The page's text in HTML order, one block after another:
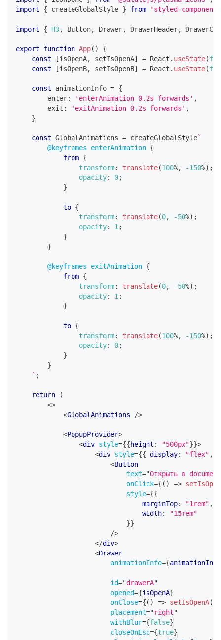
import
{ createGlobalStyle } from 'styled-
import { H3, Button, Drawer, DrawerHeader,
export function App( )
{
const
[isOpenA, setIsOpenA] = React . useState(
const
[isOpenB, setIsOpenB] = React . useState(
const animationInfo = {
        enter
: 'enterAnimation 0.2s forwards' ,
        exit
: 'exitAnimation 0.2s forwards' ,
}
const GlobalAnimations = createGlobalStyle`
@keyframes enterAnimation {
from {
transform: translate(100%, -150%) ;
opacity: 0;
}
to {
transform: translate(0, -50%) ;
opacity: 1 ;
}
}
@keyframes exitAnimation {
from {
transform: translate(0, -50%) ;
opacity: 1 ;
}
to {
transform: translate(100%, -150%) ;
opacity: 0;
}
}
` ;
return
(
<>
<GlobalAnimations />
<PopupProvider>
<div style={{height : "500px"}}>
<div style={{ display: "flex" ,
<Button
text="Открыть в document
onClick={ ( ) =>
style={{
                                marginTop
: "1rem" ,
                                width
:
"15rem"
}}
/>
</div>
<Drawer
animationInfo={animationInfo
id="drawerA"
opened={isOpenA}
onClose={ ( ) => setIsOpenA(
placement="right"
withBlur={false}
closeOnEsc={true}